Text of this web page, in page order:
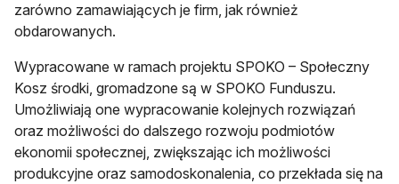
zarówno zamawiających je firm, jak również
obdarowanych.
Wypracowane w ramach projektu SPOKO – Społeczny
Kosz środki, gromadzone są w SPOKO Funduszu.
Umożliwiają one wypracowanie kolejnych rozwiązań
oraz możliwości do dalszego rozwoju podmiotów
ekonomii społecznej, zwiększając ich możliwości
produkcyjne oraz samodoskonalenia, co przekłada się na